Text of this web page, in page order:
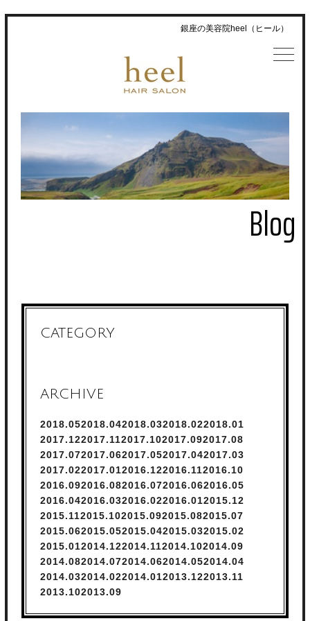
銀座の美容院heel（ヒール）
Blog
CATEGORY
ARCHIVE
2018. 52018. 42018. 32018. 22018.
1
2017.122017.112017.102017. 92017.
8
2017.
72017. 62017. 52017. 42017.
3
2017.
22017. 12016.122016.112016.10
2016.
92016. 82016. 72016. 62016.
5
2016.
42016. 32016. 22016. 12015.12
2015.112015.102015. 92015. 82015.
7
2015.
62015. 52015. 42015. 32015.
2
2015.
12014.122014.112014.102014.
9
2014.
82014. 72014. 62014. 52014.
4
2014.
32014. 22014. 12013.122013.11
2013.102013. 9